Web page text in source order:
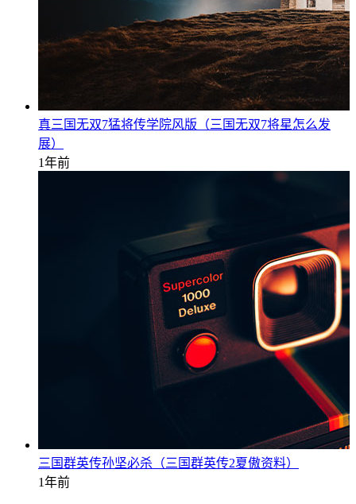
真三国无双7猛将传学院风版（三国无双7将星怎么发
展）
1年前
三国群英传孙坚必杀（三国群英传2夏傲资料）
1年前